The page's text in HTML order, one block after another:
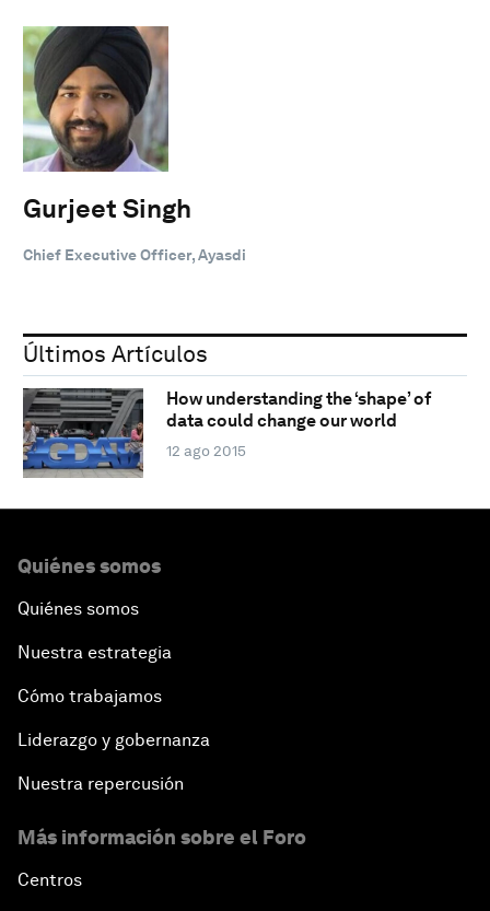
Gurjeet Singh
Chief Executive Officer, Ayasdi
Últimos Artículos
How understanding the ‘shape’ of
data could change our world
12 ago 2015
Quiénes somos
Quiénes somos
Nuestra estrategia
Cómo trabajamos
Liderazgo y gobernanza
Nuestra repercusión
Más información sobre el Foro
Centros